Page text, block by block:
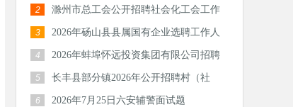
2
滁州市总工会公开招聘社会化工会工作
者和专
3
2026年砀山县县属国有企业选聘工作人
员公告
4
2026年蚌埠怀远投资集团有限公司招聘
30人公
5
长丰县部分镇2026年公开招聘村（社
区）后备
6 2026年7月25日六安辅警面试题